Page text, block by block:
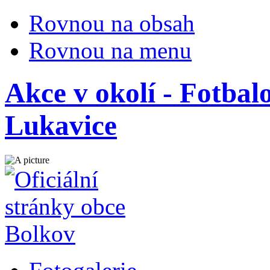
Rovnou na obsah
Rovnou na menu
Akce v okolí -
Lukavice